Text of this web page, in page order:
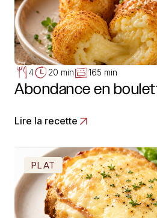
4 20 min 165 min
Abondance en
Lire la recette
PLAT